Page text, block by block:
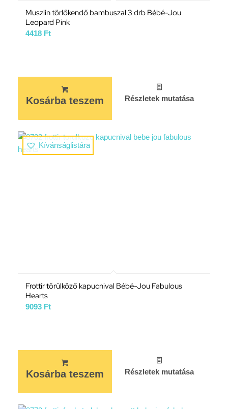
Muszlin törlőkendő bambuszal 3 drb Bébé-Jou
Leopard Pink
4418 Ft
Kosárba teszem Részletek mutatása
Kívánságlistára
Frottír törülköző kapucnival Bébé-Jou Fabulous
Hearts
9093 Ft
Kosárba teszem Részletek mutatása